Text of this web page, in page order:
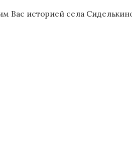
Вас историей села